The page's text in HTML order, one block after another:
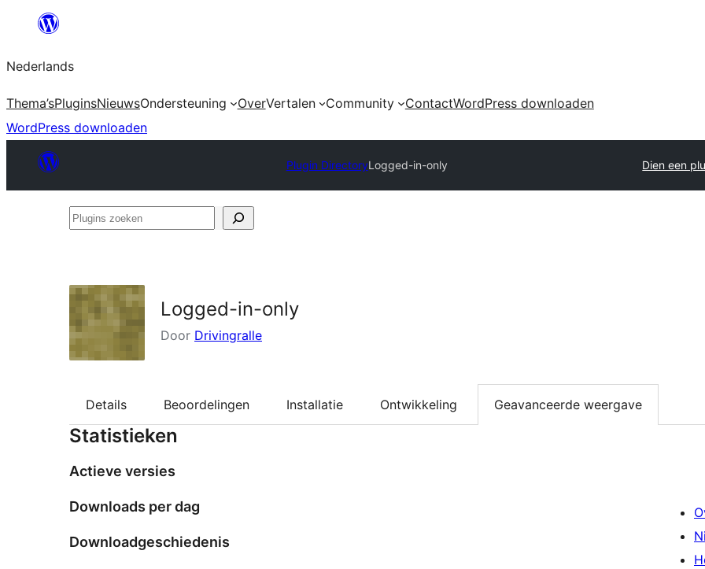
de
inhoud
Nederlands
Thema’sPluginsNieuwsOndersteuning OverVertalen Community ContactWordPress downloaden
WordPress downloaden
Plugin DirectoryLogged-in-only Dien een
Plugins
Logged-in-only
Door Drivingralle
Details Beoordelingen Installatie Ontwikkeling Geavanceerde weergave
Statistieken
Actieve versies
Downloads per dag
Downloadgeschiedenis